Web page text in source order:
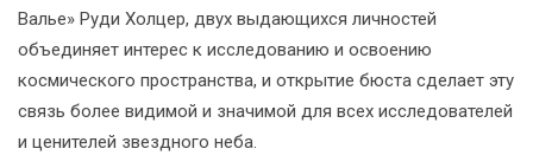
Валье» Руди Холцер, двух выдающихся личностей
объединяет интерес к исследованию и освоению
космического пространства, и открытие бюста сделает эту
связь более видимой и значимой для всех исследователей
и ценителей звездного неба.